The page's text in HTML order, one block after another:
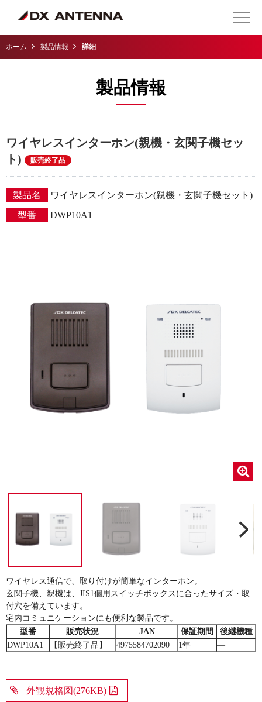
ホーム 製品情報 詳細
製品情報
ワイヤレスインターホン(親機・玄関子機セッ
ト)
販売終了品
製品名
ワイヤレスインターホン(親機・玄関子機セット)
型番
DWP10A1
ワイヤレス通信で、取り付けが簡単なインターホン。
玄関子機、親機は、JIS1個用スイッチボックスに合ったサイズ・取
付穴を備えています。
宅内コミュニケーションにも便利な製品です。
型番
販売状況 JAN 保証期間
後継機種
DWP10A1
【販売終了品】 4975584702090 1年 ―
外観規格図(276KB)